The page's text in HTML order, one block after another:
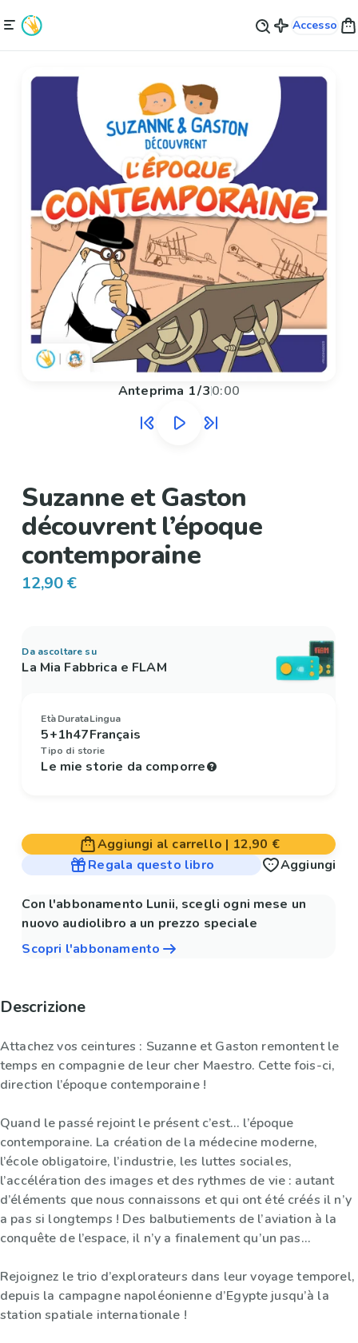
Accesso
Anteprima 1/30:00
Suzanne et Gaston
découvrent l’époque
contemporaine
12,90 €
Da ascoltare su
La Mia Fabbrica e FLAM
Età
5+
Durata
1h47
Lingua
Français
Tipo di storie
Le mie storie da comporre
Aggiungi al carrello | 12,90 €
Regala questo libro
Aggiungi
Con l'abbonamento Lunii, scegli ogni mese un
nuovo audiolibro a un prezzo speciale
Scopri l'abbonamento
Descrizione
Attachez vos ceintures : Suzanne et Gaston remontent le
temps en compagnie de leur cher Maestro. Cette fois-ci,
direction l’époque contemporaine !
Quand le passé rejoint le présent c’est... l’époque
contemporaine. La création de la médecine moderne,
l’école obligatoire, l’industrie, les luttes sociales,
l’accélération des images et des rythmes de vie : autant
d’éléments que nous connaissons et qui ont été créés il n’y
a pas si longtemps ! Des balbutiements de l’aviation à la
conquête de l’espace, il n’y a finalement qu’un pas...
Rejoignez le trio d’explorateurs dans leur voyage temporel,
depuis la campagne napoléonienne d’Egypte jusqu’à la
station spatiale internationale !